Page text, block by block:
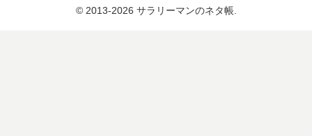
© 2013-2026 サラリーマンのネタ帳.